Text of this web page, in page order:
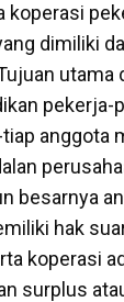
koperasi
dimiliki
utama
pekerja-
anggota
besarnya
hak
koperasi
surplus